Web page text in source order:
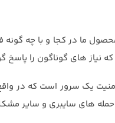
ما در کجا و با چه گونه
نیاز های گوناگون را پاسخ
یک سرور است که در واقع
های سایبری و سایر